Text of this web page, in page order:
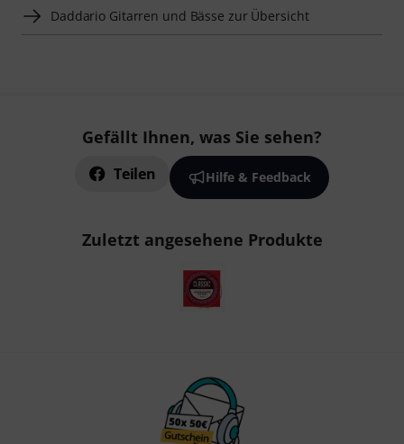
Daddario Gitarren und Bässe zur Übersicht
Gefällt Ihnen, was Sie sehen?
Teilen Hilfe & Feedback
Zuletzt angesehene Produkte